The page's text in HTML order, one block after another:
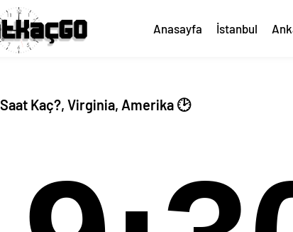
Anasayfa İstanbul
Kaç?, Virginia, Amerika 🕑